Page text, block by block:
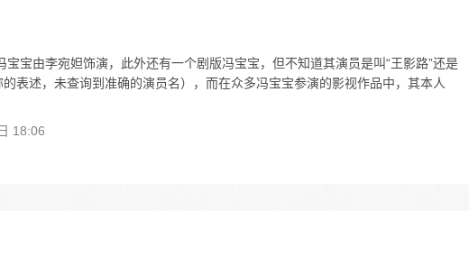
宝宝由李宛妲饰演，此外还有一个剧版冯宝宝，但不知道其演员是叫“王影路”还是
的表述，未查询到准确的演员名），而在众多冯宝宝参演的影视作品中，其本人
18:06